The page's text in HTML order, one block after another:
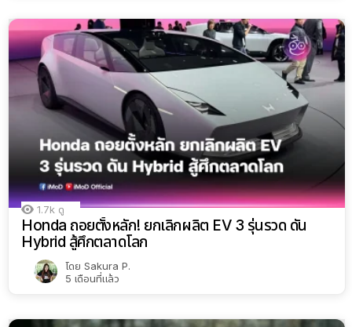
1.7k ดู
Honda ถอยตั้งหลัก! ยกเลิกผลิต EV 3 รุ่นรวด ดัน
Hybrid สู้ศึกตลาดโลก
โดย Sakura P.
5 เดือนที่แล้ว